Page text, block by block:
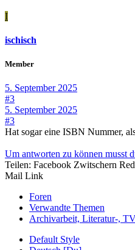
I
ischisch
Member
5. September 2025
#3
5. September 2025
#3
Hat sogar eine ISBN Nummer,
Um antworten zu können musst
Teilen: Facebook Zwitschern
Mail Link
Foren
Verwandte Themen
Archivarbeit, Literatur-,
Default Style